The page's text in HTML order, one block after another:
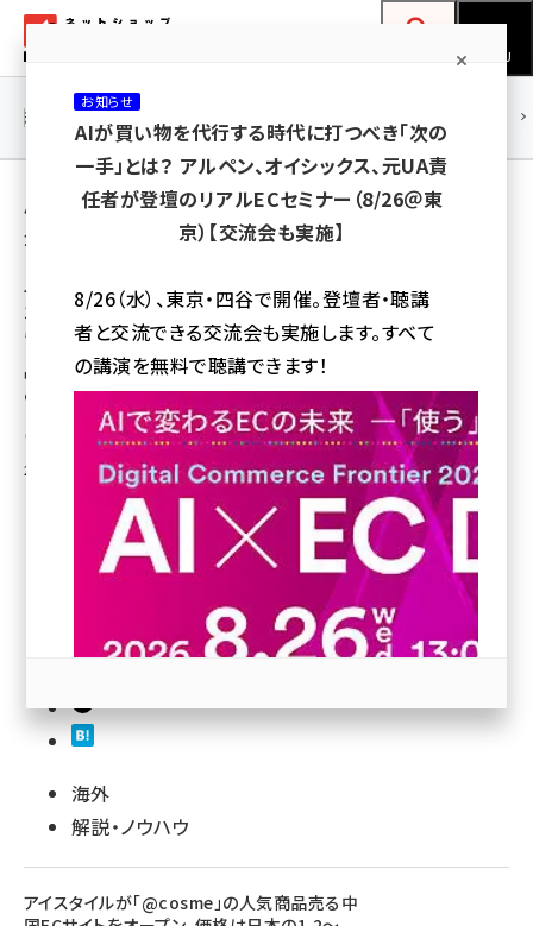
ン
ネットショップ担当者フォーラム
MENU
yahoo (1898)
楽天 (1869)
アスクル (1115)
base (1070)
ビィ・フォアード (772)
revico (738)
連載・特集 |
用語「タオバオ」 が使われている記事の一覧
全 9 記事中 1 ～ 9 を表示中
1日で1兆円以上を売り上げる「独身の日」か
ら学ぶ中国EC市場の可能性
中国に駐在し、実際にECも手がけるエフカフェの高岡正人取締役が中国EC
の状況をレポート（vol.1）
高岡 正人
2015年1月15日 10:00
海外
解説・ノウハウ
アイスタイルが「@cosme」の人気商品売る中
お知らせ
AIが買い物を代行する時代に打つべき「次の
一手」とは？ アルペン、オイシックス、元UA責
任者が登壇のリアルECセミナー（8/26＠東
京）【交流会も実施】
8/26（水）、東京・四谷で開催。登壇者・聴講
者と交流できる交流会も実施します。すべて
の講演を無料で聴講できます！
参加登録はこちら↑